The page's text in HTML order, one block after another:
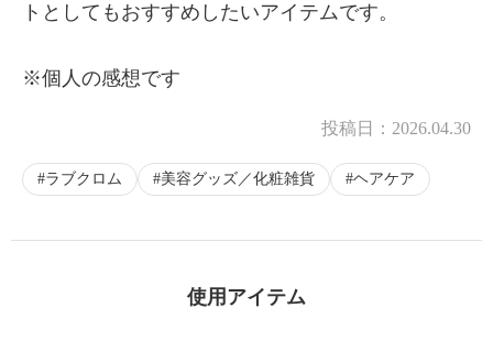
トとしてもおすすめしたいアイテムです。
※個人の感想です
投稿日： 2026.04.30
ラブクロム 美容グッズ／化粧雑貨 ヘアケア
使用アイテム